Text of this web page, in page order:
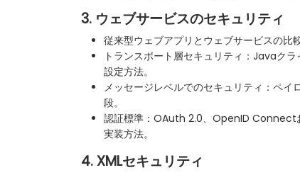
3. ウェブサービスのセキュリティ
従来型ウェブアプリとウェブサービスの比
トランスポート層セキュリティ：Javaク
設定方法。
メッセージレベルでのセキュリティ：ペイ
段。
認証標準：OAuth 2.0、OpenID Connect
実装方法。
4. XMLセキュリティ